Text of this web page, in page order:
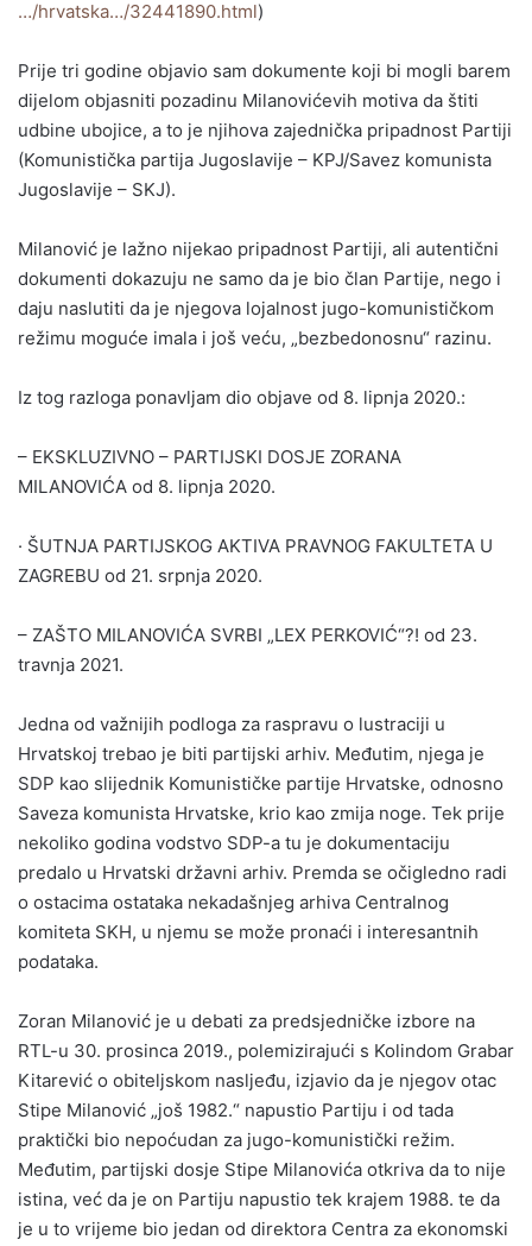
…/hrvatska…/32441890.html)
Prije tri godine objavio sam dokumente koji bi mogli barem
dijelom objasniti pozadinu Milanovićevih motiva da štiti
udbine ubojice, a to je njihova zajednička pripadnost Partiji
(Komunistička partija Jugoslavije – KPJ/Savez komunista
Jugoslavije – SKJ).
Milanović je lažno nijekao pripadnost Partiji, ali autentični
dokumenti dokazuju ne samo da je bio član Partije, nego i
daju naslutiti da je njegova lojalnost jugo-komunističkom
režimu moguće imala i još veću, „bezbedonosnu“ razinu.
Iz tog razloga ponavljam dio objave od 8. lipnja 2020.:
– EKSKLUZIVNO – PARTIJSKI DOSJE ZORANA
MILANOVIĆA od 8. lipnja 2020.
· ŠUTNJA PARTIJSKOG AKTIVA PRAVNOG FAKULTETA U
ZAGREBU od 21. srpnja 2020.
– ZAŠTO MILANOVIĆA SVRBI „LEX PERKOVIĆ“?! od 23.
travnja 2021.
Jedna od važnijih podloga za raspravu o lustraciji u
Hrvatskoj trebao je biti partijski arhiv. Međutim, njega je
SDP kao slijednik Komunističke partije Hrvatske, odnosno
Saveza komunista Hrvatske, krio kao zmija noge. Tek prije
nekoliko godina vodstvo SDP-a tu je dokumentaciju
predalo u Hrvatski državni arhiv. Premda se očigledno radi
o ostacima ostataka nekadašnjeg arhiva Centralnog
komiteta SKH, u njemu se može pronaći i interesantnih
podataka.
Zoran Milanović je u debati za predsjedničke izbore na
RTL-u 30. prosinca 2019., polemizirajući s Kolindom Grabar
Kitarević o obiteljskom nasljeđu, izjavio da je njegov otac
Stipe Milanović „još 1982.“ napustio Partiju i od tada
praktički bio nepoćudan za jugo-komunistički režim.
Međutim, partijski dosje Stipe Milanovića otkriva da to nije
istina, već da je on Partiju napustio tek krajem 1988. te da
je u to vrijeme bio jedan od direktora Centra za ekonomski